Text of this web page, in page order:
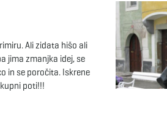
Ali zidata hišo ali
jima zmanjka idej, se
in se poročita. Iskrene
poti!!!